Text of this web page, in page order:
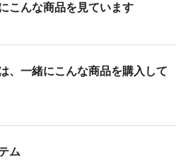
こんな商品を見ています
、一緒にこんな商品を購入して
ム